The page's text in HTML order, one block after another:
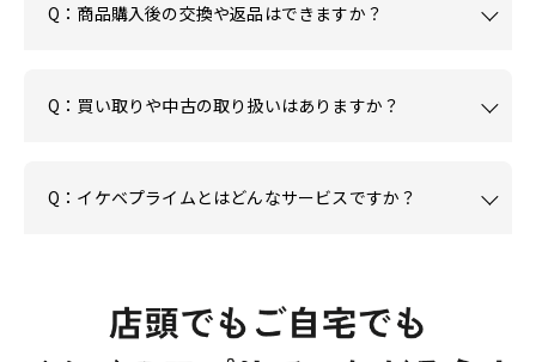
Q：商品購入後の交換や返品はできますか？
Q：買い取りや中古の取り扱いはありますか？
Q：イケベプライムとはどんなサービスですか？